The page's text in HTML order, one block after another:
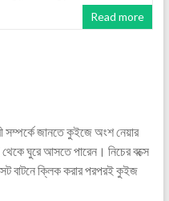
Read more
সম্পর্কে জানতে কুইজে অংশ নেয়ার
থেকে ঘুরে আসতে পারেন। নিচের বক্সে
বাটনে ক্লিক করার পরপরই কুইজ